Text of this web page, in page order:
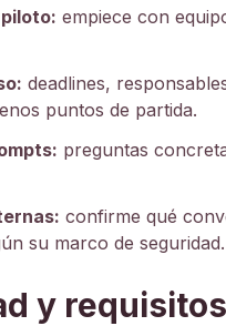
empiece con
deadlines,
puntos de partida.
preguntas
confirme qué
su marco de seguridad.
y requisitos